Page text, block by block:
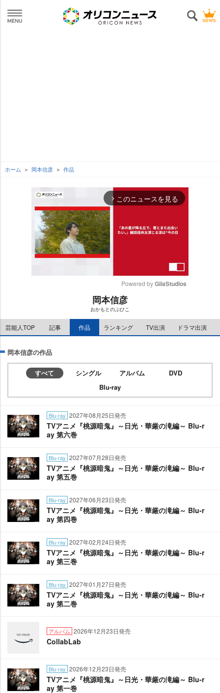
ホーム 岡本信彦 作品
arrow_forward_ios このニュースを見る
e
Powered by GliaStudios
岡本信彦
おかもとのぶひこ
芸能人TOP 記事 作品 ランキング TV出演 ドラマ出演
岡本信彦の作品
すべて シングル アルバム
DVD
Blu-ray
Blu-ray 2027年08月25日発売
TVアニメ『桃源暗鬼』～日光・華厳の滝編～ Blu-r
ay 第六巻
Blu-ray 2027年07月28日発売
TVアニメ『桃源暗鬼』～日光・華厳の滝編～ Blu-r
ay 第五巻
Blu-ray 2027年06月23日発売
TVアニメ『桃源暗鬼』～日光・華厳の滝編～ Blu-r
ay 第四巻
Blu-ray 2027年02月24日発売
TVアニメ『桃源暗鬼』～日光・華厳の滝編～ Blu-r
ay 第三巻
Blu-ray 2027年01月27日発売
TVアニメ『桃源暗鬼』～日光・華厳の滝編～ Blu-r
ay 第二巻
アルバム 2026年12月23日発売
CollabLab
Blu-ray 2026年12月23日発売
TVアニメ『桃源暗鬼』～日光・華厳の滝編～ Blu-r
ay 第一巻